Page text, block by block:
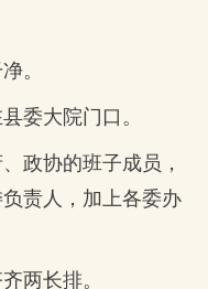
。
委大院门口。
政协的班子成员，
责人，加上各委办
两长排。